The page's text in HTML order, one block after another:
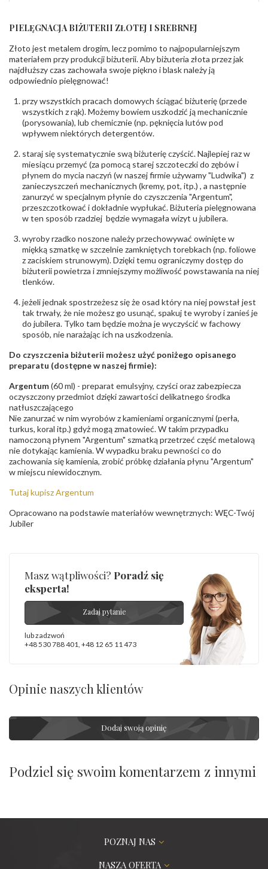
INNE PARAMETRY
Producent
odpowiedzialny:
Łazur sp.j. Kowalowy 134 38-200 Jasło; NIP:
6850004631; tel.13 44 56 100;
biuro@obraczki.pl ,PZ Stelmach Sp. z o.o. ul.
Północna 22 45-805 Opole; NIP 7542889545;
Tel. +48 77 54 90 100; biuro@stelmach.pl
Bezpieczeństwo
- rodzaj
ostrzeżenia:
Nie nadaje się dla dzieci w wieku poniżej 3 lat
, Elementy w wyrobie wykonane z białego złota
zawierają nikiel
PIELĘGNACJA BIŻUTERII ZŁOTEJ I SREBRNEJ
Złoto jest metalem drogim, lecz pomimo to najpopularniejszym
materiałem przy produkcji biżuterii. Aby biżuteria złota przez jak
najdłuższy czas zachowała swoje piękno i blask należy ją
odpowiednio pielęgnować!
przy wszystkich pracach domowych ściągać biżuterię (przede
wszystkich z rąk). Możemy bowiem uszkodzić ją mechanicznie
(porysowania), lub chemicznie (np. pęknięcia lutów pod
wpływem niektórych detergentów.
staraj się systematycznie swą biżuterię czyścić. Najlepiej raz w
miesiącu przemyć (za pomocą starej szczoteczki do zębów i
płynem do mycia naczyń (w naszej firmie używamy "Ludwika") z
zanieczyszczeń mechanicznych (kremy, pot, itp.) , a następnie
zanurzyć w specjalnym płynie do czyszczenia "Argentum",
przeszczotkować i dokładnie wypłukać. Biżuteria pielęgnowana
w ten sposób rzadziej będzie wymagała wizyt u jubilera.
wyroby rzadko noszone należy przechowywać owinięte w
miękką szmatkę w szczelnie zamkniętych torebkach (np. foliowe
z zaciskiem strunowym). Dzięki temu ograniczymy dostęp do
biżuterii powietrza i zmniejszymy możliwość powstawania na niej
tlenków.
jeżeli jednak spostrzeżesz się że osad który na niej powstał jest
tak trwały, że nie możesz go usunąć, spakuj te wyroby i zanieś je
do jubilera. Tylko tam będzie można je wyczyścić w fachowy
sposób, nie narażając ich na uszkodzenia.
Do czyszczenia biżuterii możesz użyć poniżego opisanego
preparatu (dostępne w naszej firmie):
Argentum(60 ml) - preparat emulsyjny, czyści oraz zabezpiecza
oczyszczony przedmiot dzięki zawartości delikatnego środka
natłuszczającego
Nie zanurzać w nim wyrobów z kamieniami organicznymi (perła,
turkus, koral itp.) gdyż mogą zmatowieć. W takim przypadku
namoczoną płynem "Argentum" szmatką przetrzeć część metalową
nie dotykając kamienia. W wypadku braku pewności co do
zachowania się kamienia, zrobić próbkę działania płynu "Argentum"
w miejscu niewidocznym.
Tutaj kupisz Argentum
Opracowano na podstawie materiałów wewnętrznych: WĘC-Twój
Jubiler
Masz wątpliwości? Poradź się
eksperta!
Zadaj pytanie
lub zadzwoń
+48 530 788 401, +48 12 65 11 473
Opinie naszych klientów
Dodaj swoją opinię
Podziel się swoim komentarzem z innymi
POZNAJ NAS
NASZA OFERTA